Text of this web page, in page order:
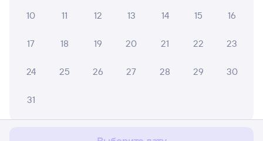
Мы используем cookies для более удобной работы
с сайтом.
10 11 12 13 14 15 16
17 18 19 20 21 22 23
24 25 26 27 28 29 30
31